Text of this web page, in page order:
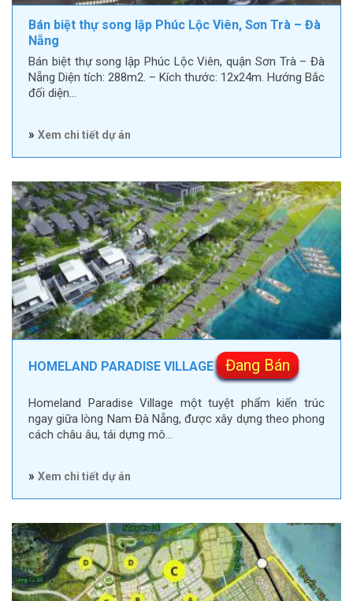
Bán biệt thự song lập Phúc Lộc Viên, Sơn Trà – Đà
Nẵng
Bán biệt thự song lập Phúc Lộc Viên, quận Sơn Trà – Đà
Nẵng Diện tích: 288m2. – Kích thước: 12x24m. Hướng Bắc
đối diện…
» Xem chi tiết dự án
HOMELAND PARADISE VILLAGE Đang Bán
Homeland Paradise Village một tuyệt phẩm kiến trúc
ngay giữa lòng Nam Đà Nẵng, được xây dựng theo phong
cách châu âu, tái dựng mô…
» Xem chi tiết dự án